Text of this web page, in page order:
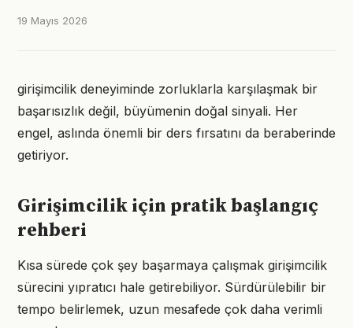
19 Mayıs 2026
girişimcilik deneyiminde zorluklarla karşılaşmak bir
başarısızlık değil, büyümenin doğal sinyali. Her
engel, aslında önemli bir ders fırsatını da beraberinde
getiriyor.
Girişimcilik için pratik başlangıç
rehberi
Kısa sürede çok şey başarmaya çalışmak girişimcilik
sürecini yıpratıcı hale getirebiliyor. Sürdürülebilir bir
tempo belirlemek, uzun mesafede çok daha verimli